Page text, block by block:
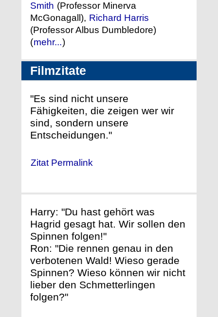
Smith (Professor Minerva
McGonagall), Richard Harris
(Professor Albus Dumbledore)
(mehr...)
Filmzitate
"Es sind nicht unsere
Fähigkeiten, die zeigen wer wir
sind, sondern unsere
Entscheidungen."
Zitat Permalink
Harry: "Du hast gehört was
Hagrid gesagt hat. Wir sollen den
Spinnen folgen!"
Ron: "Die rennen genau in den
verbotenen Wald! Wieso gerade
Spinnen? Wieso können wir nicht
lieber den Schmetterlingen
folgen?"